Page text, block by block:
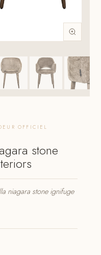
OFFICIEL
stone
niagara stone ignifuge